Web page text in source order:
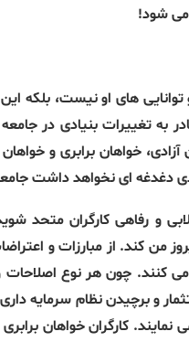
می شود!
به تغییرات بنیادی در
آزادی، خواهان برابری و
دغدغه ای نخواهد داشت
و رفاهی کارگران متحد
من کند. از مبارزات و
کنند. چون هر نوع
و برچیدن نظام سرمایه
نمایند. کارگران خواهان